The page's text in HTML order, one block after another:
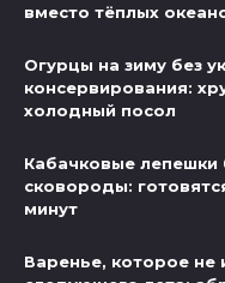
вместо тёплых
Огурцы на зиму без
консервирования:
холодный посол
Кабачковые лепешки
сковороды:
минут
Варенье, которое не